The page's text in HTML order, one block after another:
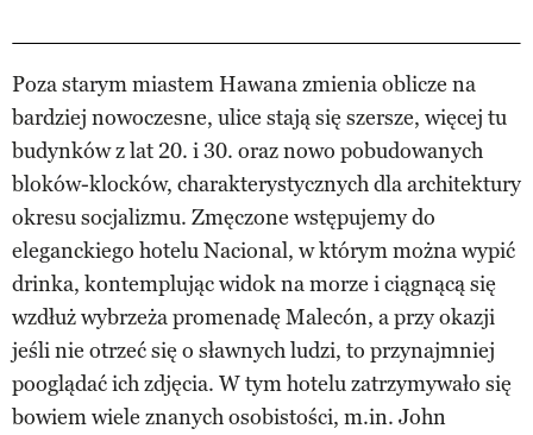
Poza starym miastem Hawana zmienia oblicze na
bardziej nowoczesne, ulice stają się szersze, więcej tu
budynków z lat 20. i 30. oraz nowo pobudowanych
bloków-klocków, charakterystycznych dla architektury
okresu socjalizmu. Zmęczone wstępujemy do
eleganckiego hotelu Nacional, w którym można wypić
drinka, kontemplując widok na morze i ciągnącą się
wzdłuż wybrzeża promenadę Malecón, a przy okazji
jeśli nie otrzeć się o sławnych ludzi, to przynajmniej
pooglądać ich zdjęcia. W tym hotelu zatrzymywało się
bowiem wiele znanych osobistości, m.in. John